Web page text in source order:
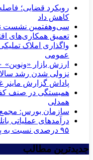
رویکرد قضایی؛
کاهش داد
سی‌و‌هفتمین نشست
تعمیق همکاری‌های
واگذاری املاک
عمومی
ارزش بازار «ونوین» ۱۰۰ همت شد
نزولی شدن رشد
پاداش گزارش ماینر
همبستگی در صنف
همدلی
سازمان بورس: مجمع
۹۵ درصدی نسبت به پایان تیرماه ۱۴۰۴
جدیدترین مطالب